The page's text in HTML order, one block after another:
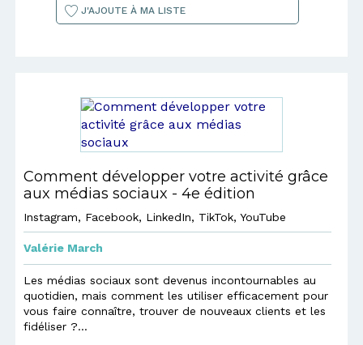
J'AJOUTE À MA LISTE
Comment développer votre activité grâce
aux médias sociaux - 4e édition
Instagram, Facebook, LinkedIn, TikTok, YouTube
Valérie March
Les médias sociaux sont devenus incontournables au
quotidien, mais comment les utiliser efficacement pour
vous faire connaître, trouver de nouveaux clients et les
fidéliser ?...